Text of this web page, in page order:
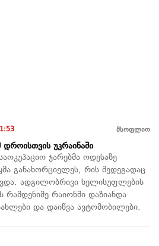
მსოფლიო
დროისთვის უკრაინაში
ჯარებმა ოდესაზე
განახორციელეს, რის შედეგადაც
ადგილობრივი ხელისუფლების
რამდენიმე რაიონში დაზიანდა
და დაიწვა ავტომობილები.